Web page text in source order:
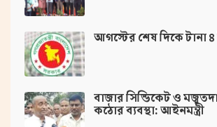
আগস্টের শেষ দিকে টানা ৪
বাজার সিন্ডিকেট ও
কঠোর ব্যবস্থা: আইনমন্ত্রী